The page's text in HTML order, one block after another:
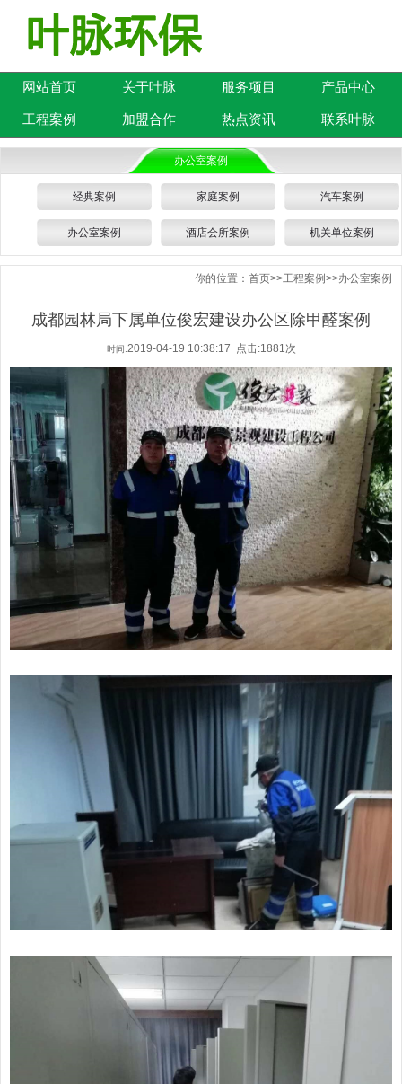
网站首页 关于叶脉 服务项目 产品中心
工程案例 加盟合作 热点资讯 联系叶脉
办公室案例
经典案例 家庭案例 汽车案例
办公室案例 酒店会所案例 机关单位案例
你的位置： 首页>>工程案例>>办公室案例
成都园林局下属单位俊宏建设办公区除甲醛案例
时间:2019-04-19 10:38:17 点击:1881次